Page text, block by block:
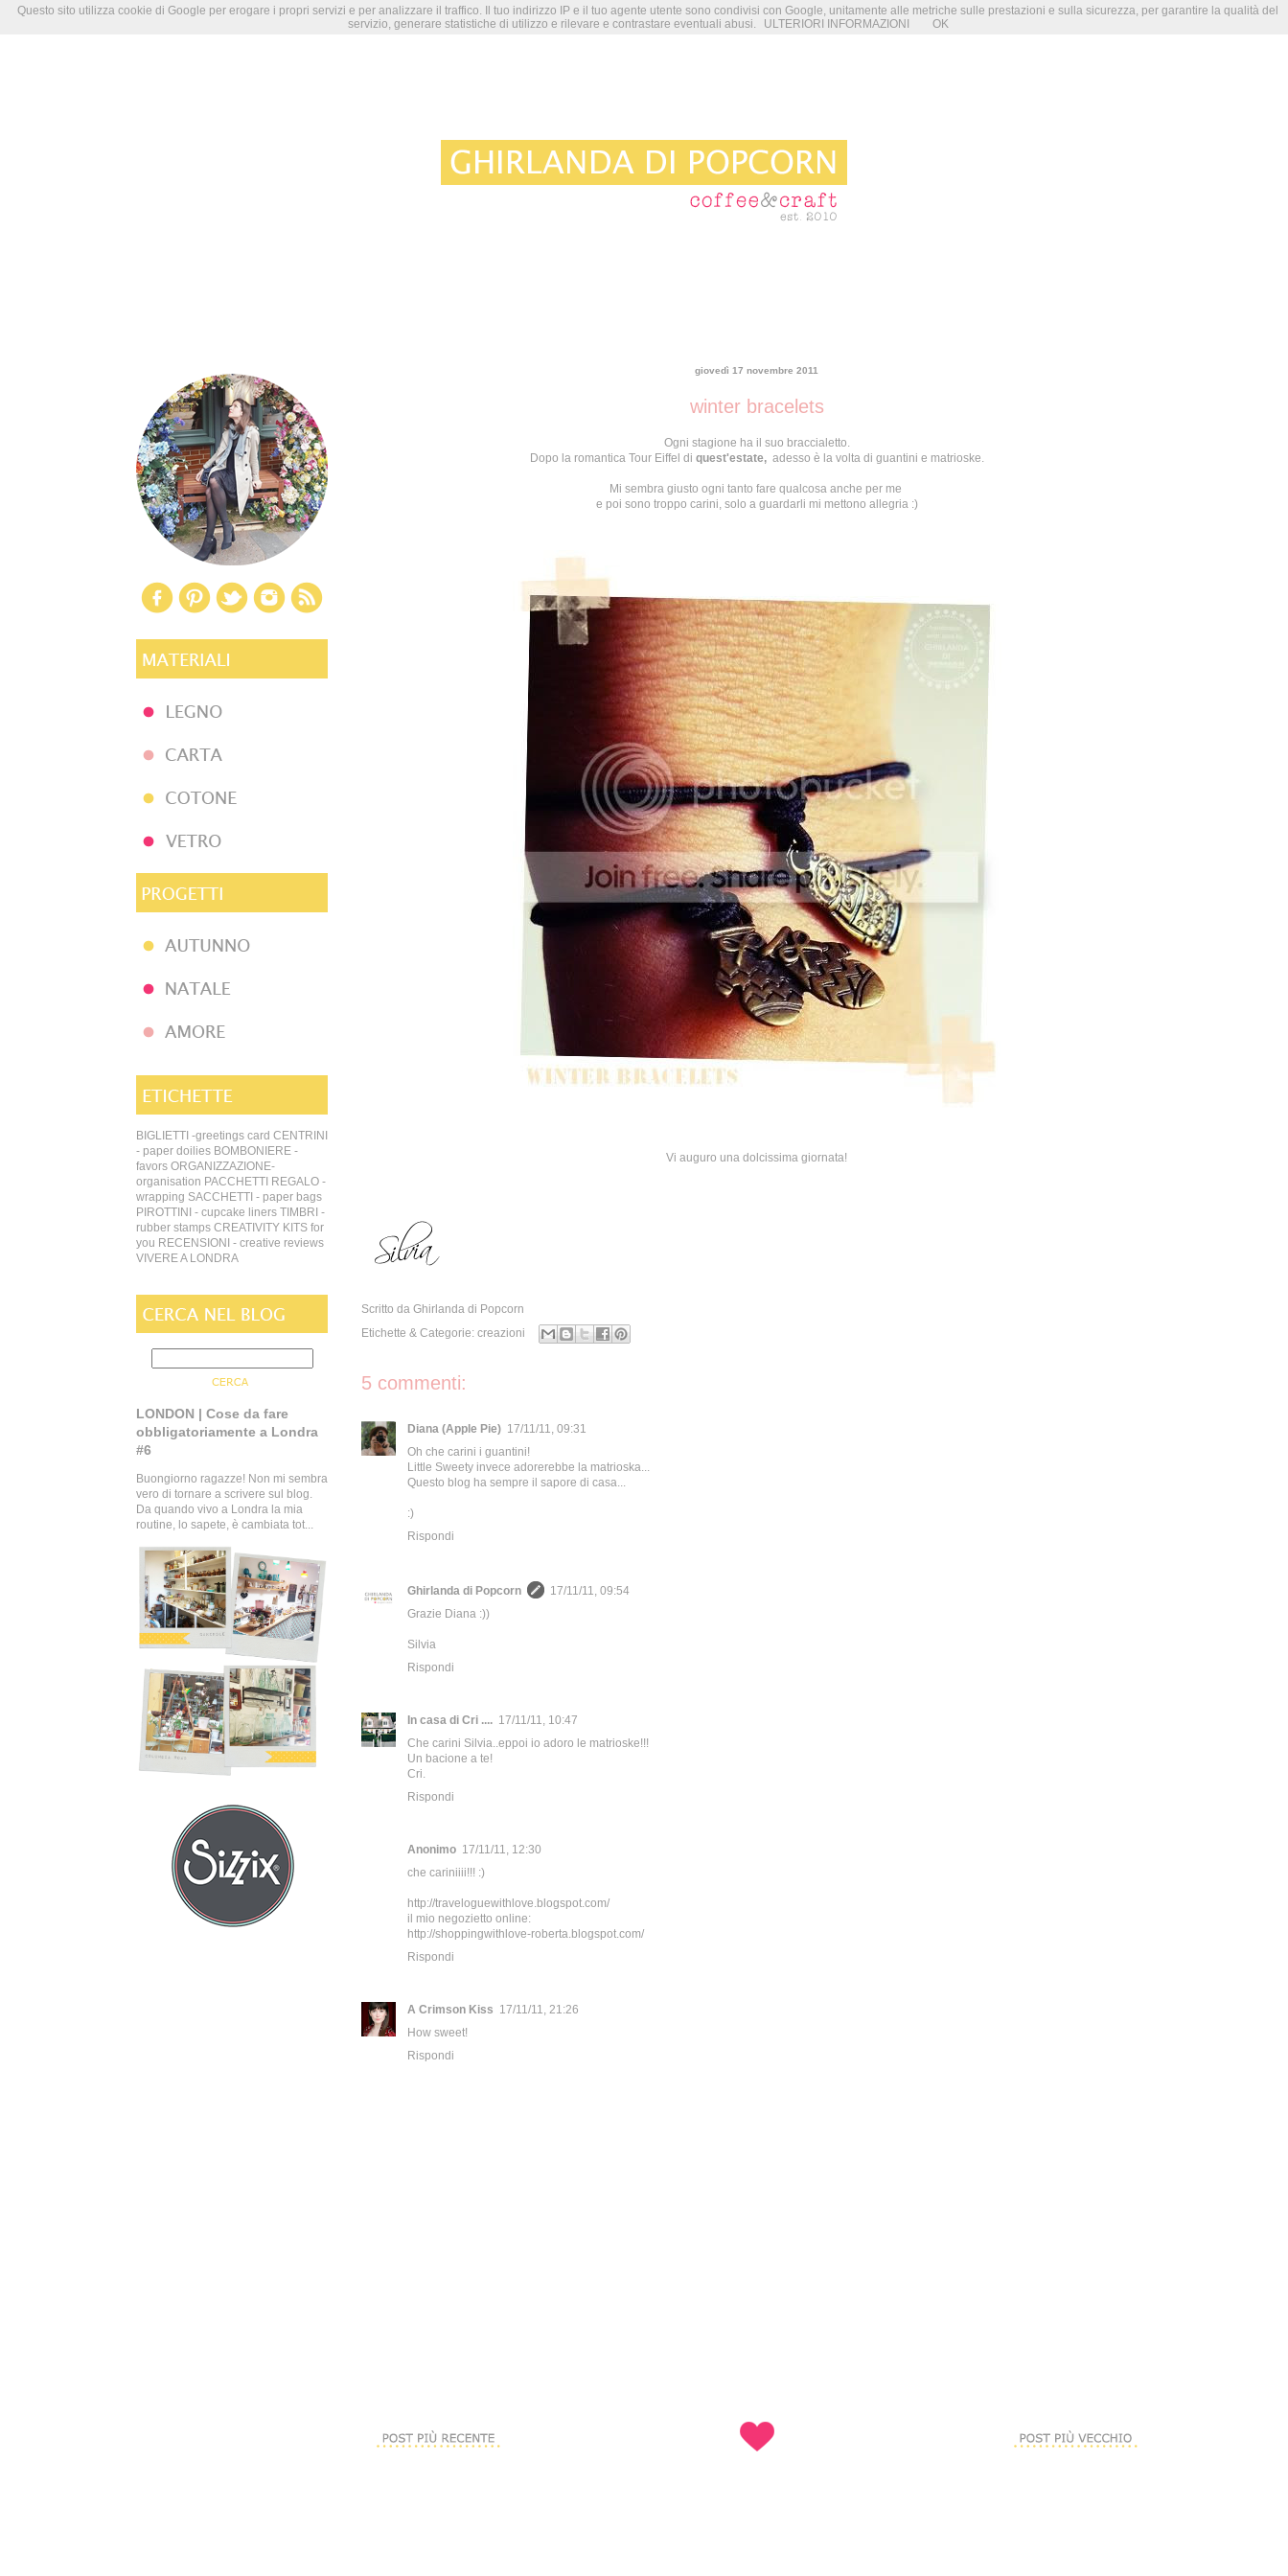
giovedì 17 novembre 2011
winter bracelets
Ogni stagione ha il suo braccialetto.
Dopo la romantica Tour Eiffel di quest'estate, adesso è la volta di guantini e matrioske.
Mi sembra giusto ogni tanto fare qualcosa anche per me
e poi sono troppo carini, solo a guardarli mi mettono allegria :)
Vi auguro una dolcissima giornata!
Scritto da Ghirlanda di Popcorn
Etichette & Categorie: creazioni
5 commenti:
Diana (Apple Pie) 17/11/11, 09:31
Oh che carini i guantini!
Little Sweety invece adorerebbe la matrioska...
Questo blog ha sempre il sapore di casa...
:)
Rispondi
Ghirlanda di Popcorn
17/11/11, 09:54
Grazie Diana :))
Silvia
Rispondi
In casa di Cri .... 17/11/11, 10:47
Che carini Silvia..eppoi io adoro le matrioske!!!
Un bacione a te!
Cri.
Rispondi
Anonimo 17/11/11, 12:30
che cariniiii!!! :)
http://traveloguewithlove.blogspot.com/
il mio negozietto online:
http://shoppingwithlove-roberta.blogspot.com/
Rispondi
A Crimson Kiss 17/11/11, 21:26
How sweet!
Rispondi
BIGLIETTI -greetings card CENTRINI
- paper doilies BOMBONIERE -
favors ORGANIZZAZIONE-
organisation PACCHETTI REGALO -
wrapping SACCHETTI - paper bags
PIROTTINI - cupcake liners TIMBRI -
rubber stamps CREATIVITY KITS for
you RECENSIONI - creative reviews
VIVERE A LONDRA
LONDON | Cose da fare
obbligatoriamente a Londra
#6
Buongiorno ragazze! Non mi sembra
vero di tornare a scrivere sul blog.
Da quando vivo a Londra la mia
routine, lo sapete, è cambiata tot...
Questo sito utilizza cookie di Google per erogare i propri servizi e per analizzare il traffico. Il tuo indirizzo IP e il tuo agente utente sono condivisi con Google, unitamente alle metriche sulle prestazioni e sulla sicurezza, per garantire la qualità del
servizio, generare statistiche di utilizzo e rilevare e contrastare eventuali abusi.
ULTERIORI INFORMAZIONI OK